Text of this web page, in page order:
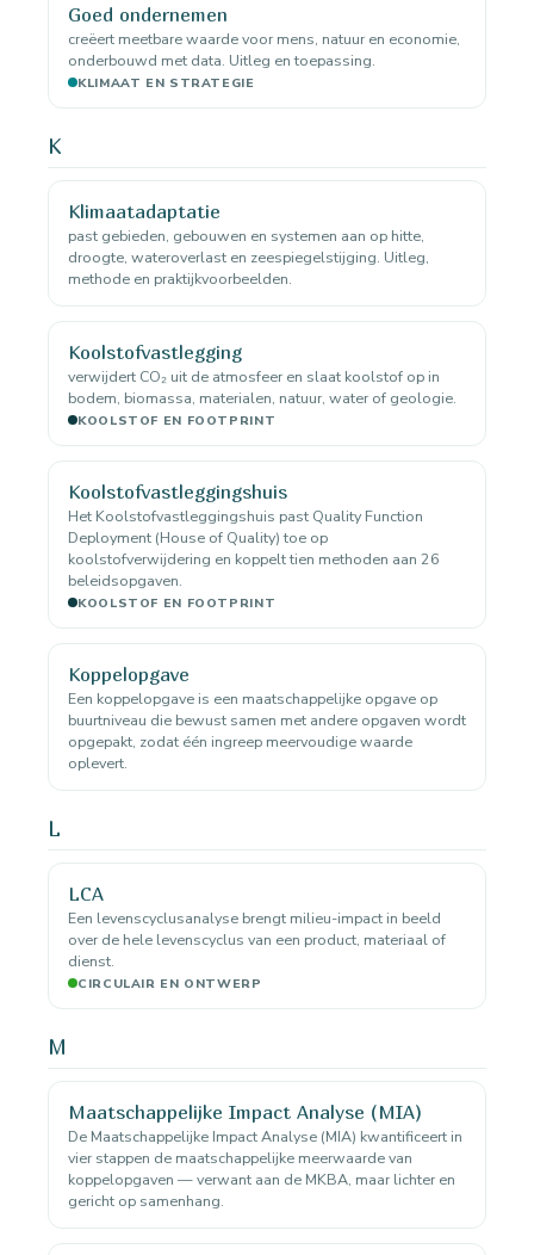
Goed ondernemen
creëert meetbare waarde voor mens, natuur en economie,
onderbouwd met data. Uitleg en toepassing.
KLIMAAT EN STRATEGIE
K
Klimaatadaptatie
past gebieden, gebouwen en systemen aan op hitte,
droogte, wateroverlast en zeespiegelstijging. Uitleg,
methode en praktijkvoorbeelden.
Koolstofvastlegging
verwijdert CO₂ uit de atmosfeer en slaat koolstof op in
bodem, biomassa, materialen, natuur, water of geologie.
KOOLSTOF EN FOOTPRINT
Koolstofvastleggingshuis
Het Koolstofvastleggingshuis past Quality Function
Deployment (House of Quality) toe op
koolstofverwijdering en koppelt tien methoden aan 26
beleidsopgaven.
KOOLSTOF EN FOOTPRINT
Koppelopgave
Een koppelopgave is een maatschappelijke opgave op
buurtniveau die bewust samen met andere opgaven wordt
opgepakt, zodat één ingreep meervoudige waarde
oplevert.
L
LCA
Een levenscyclusanalyse brengt milieu-impact in beeld
over de hele levenscyclus van een product, materiaal of
dienst.
CIRCULAIR EN ONTWERP
M
Maatschappelijke Impact Analyse (MIA)
De Maatschappelijke Impact Analyse (MIA) kwantificeert in
vier stappen de maatschappelijke meerwaarde van
koppelopgaven — verwant aan de MKBA, maar lichter en
gericht op samenhang.